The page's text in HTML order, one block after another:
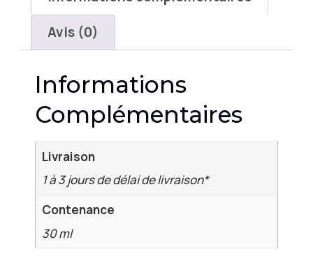
Avis (0)
Informations
Complémentaires
Livraison
1 à 3 jours de délai de livraison*
Contenance
30 ml